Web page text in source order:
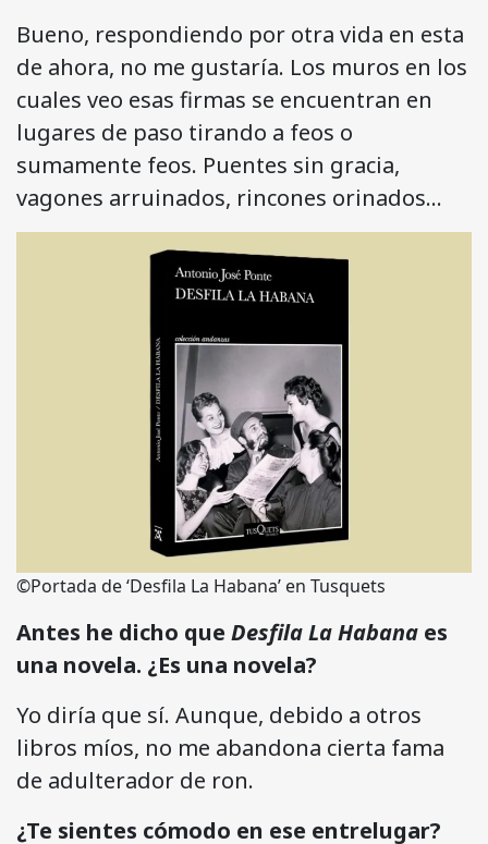
Bueno, respondiendo por otra vida en esta
de ahora, no me gustaría. Los muros en los
cuales veo esas firmas se encuentran en
lugares de paso tirando a feos o
sumamente feos. Puentes sin gracia,
vagones arruinados, rincones orinados…
©Portada de ‘Desfila La Habana’ en Tusquets
Antes he dicho que Desfila La Habana es
una novela. ¿Es una novela?
Yo diría que sí. Aunque, debido a otros
libros míos, no me abandona cierta fama
de adulterador de ron.
¿Te sientes cómodo en ese entrelugar?